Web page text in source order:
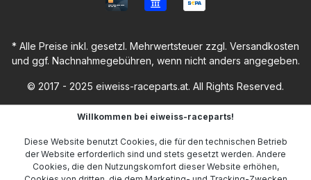
* Alle Preise inkl. gesetzl. Mehrwertsteuer zzgl. Versandkosten
und ggf. Nachnahmegebühren, wenn nicht anders angegeben.
© 2017 - 2025 eiweiss-raceparts.at. All Rights Reserved.
Willkommen bei eiweiss-raceparts!
Diese Website benutzt Cookies, die für den technischen Betrieb
der Website erforderlich sind und stets gesetzt werden. Andere
Cookies, die den Nutzungskomfort dieser Website erhöhen,